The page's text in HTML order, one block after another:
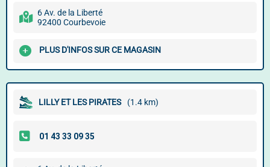
6 Av. de la Liberté
92400 Courbevoie
PLUS D'INFOS SUR CE MAGASIN
LILLY ET LES PIRATES (1.4 km)